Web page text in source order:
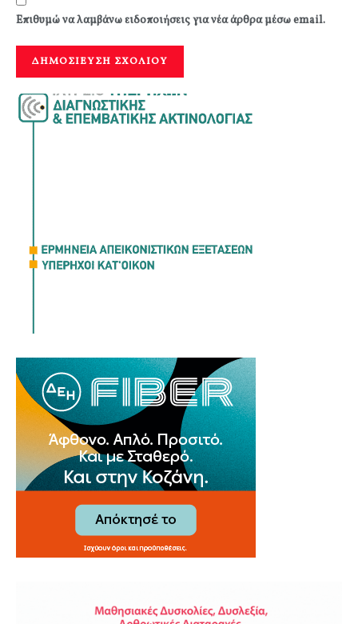
Επιθυμώ να λαμβάνω ειδοποιήσεις για νέα άρθρα μέσω email.